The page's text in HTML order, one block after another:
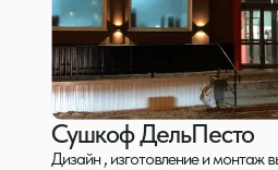
Сушкоф ДельПесто
Дизайн , изготовление и монтаж